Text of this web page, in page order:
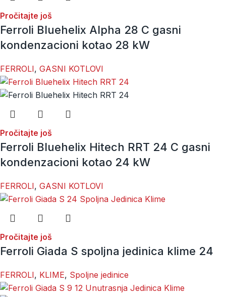
Pročitajte još
Ferroli Bluehelix Alpha 28 C gasni
kondenzacioni kotao 28 kW
FERROLI, GASNI KOTLOVI
Pročitajte još
Ferroli Bluehelix Hitech RRT 24 C gasni
kondenzacioni kotao 24 kW
FERROLI, GASNI KOTLOVI
Pročitajte još
Ferroli Giada S spoljna jedinica klime 24
FERROLI, KLIME, Spoljne jedinice